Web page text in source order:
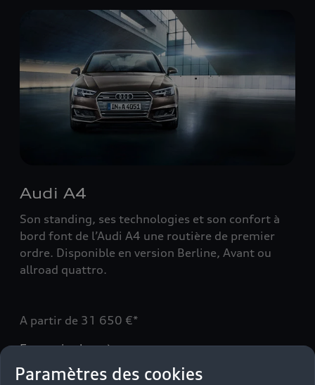
Audi A4
Son standing, ses technologies et son confort à
bord font de l’Audi A4 une routière de premier
ordre. Disponible en version Berline, Avant ou
allroad quattro.
A partir de 31 650 €*
En savoir plus
Paramètres des cookies